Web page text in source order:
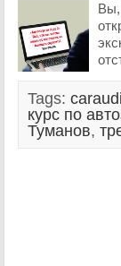
Вы,
Tags:
курс по
Туманов,